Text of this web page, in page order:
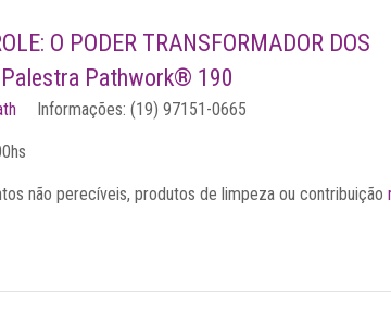
O PODER TRANSFORMADOR DOS
Palestra Pathwork® 190
Informações: (19) 97151-0665
não perecíveis, produtos de limpeza ou contribuição